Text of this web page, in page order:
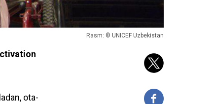
Rasm: © UNICEF Uzbekistan
ota-